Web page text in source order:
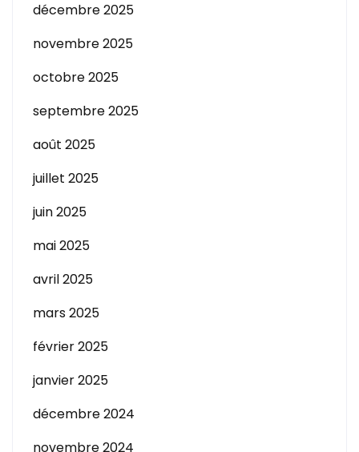
décembre 2025
novembre 2025
octobre 2025
septembre 2025
août 2025
juillet 2025
juin 2025
mai 2025
avril 2025
mars 2025
février 2025
janvier 2025
décembre 2024
novembre 2024